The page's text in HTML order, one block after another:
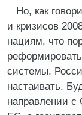
Но, как
и кризисов
нациям, что
системы.
настаивать.
направлении